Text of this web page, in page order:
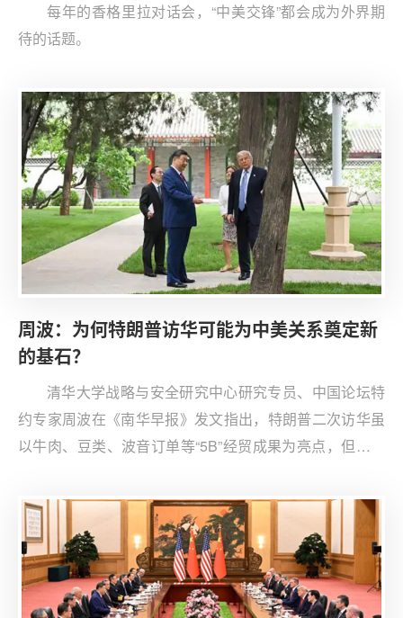
每年的香格里拉对话会，“中美交锋”都会成为外界期
待的话题。
周波：为何特朗普访华可能为中美关系奠定新
的基石？
清华大学战略与安全研究中心研究专员、中国论坛特
约专家周波在《南华早报》发文指出，特朗普二次访华虽
以牛肉、豆类、波音订单等“5B”经贸成果为亮点，但核心
方首次正式承认中国的大国对等地位。 文章认为，中国实
力上升、对美出口依存度下降是谈判底气所在。元首会晤
虽未在台湾、伊朗议题上取得明显突破，但为分歧管控留
出空间。周波判断，中美关系已进入即兴、摩擦但保持节
奏的“爵士乐”式共存新阶段。中国论坛特此转发，以飨读